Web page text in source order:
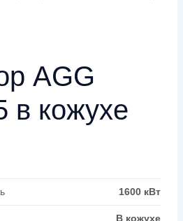
AGG
в кожухе
1600 кВт
В кожухе